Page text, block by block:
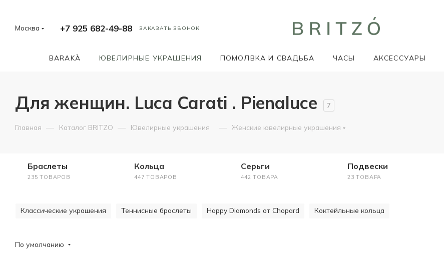
Москва +7 925 682-49-88 ЗАКАЗАТЬ ЗВОНОК
BARAKÀ ЮВЕЛИРНЫЕ УКРАШЕНИЯ ПОМОЛВКА И СВАДЬБА ЧАСЫ АКСЕССУАРЫ
Для женщин. Luca Carati . Pienaluce 7
Главная — Каталог BRITZO — Ювелирные украшения — Женские ювелирные украшения
Браслеты
235 ТОВАРОВ
Кольца
447 ТОВАРОВ
Серьги
442 ТОВАРА
Подвески
23 ТОВАРА
Классические украшения Теннисные браслеты Happy Diamonds от Chopard Коктейльные кольца
По умолчанию